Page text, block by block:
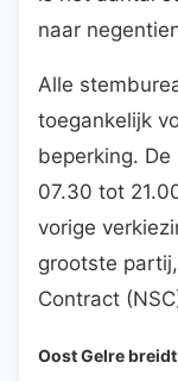
naar
Alle
toegankelijk
beperking.
07.30 tot
vorige
grootste
Contract
Oost Gelre